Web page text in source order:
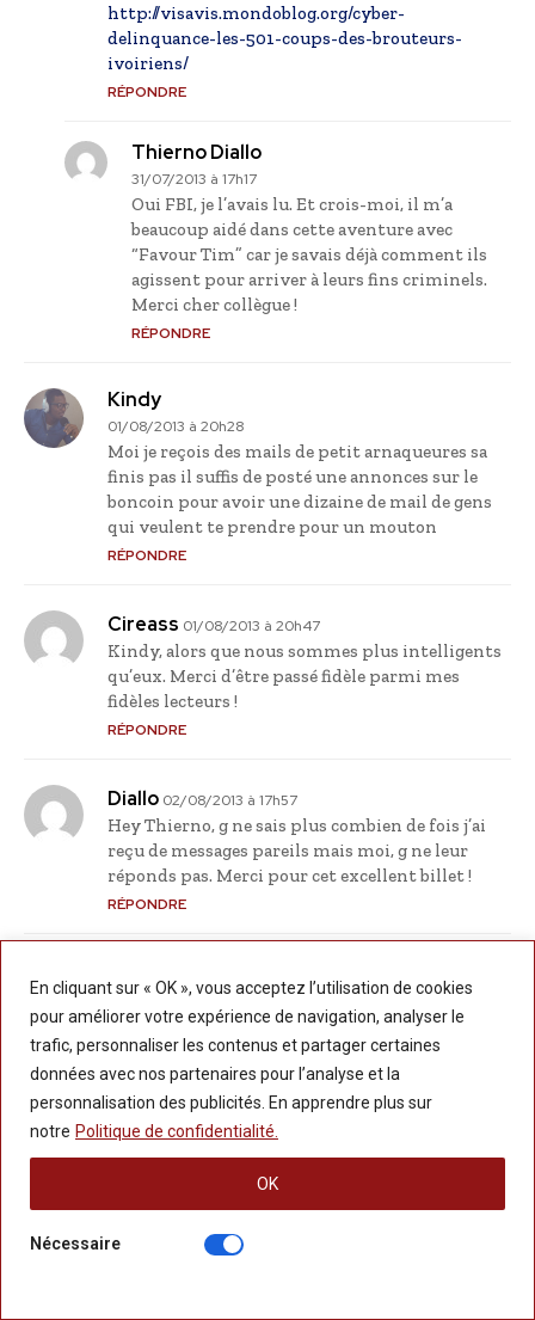
En cliquant sur « OK », vous acceptez l’utilisation de cookies
pour améliorer votre expérience de navigation, analyser le
trafic, personnaliser les contenus et partager certaines
données avec nos partenaires pour l’analyse et la
personnalisation des publicités. En apprendre plus sur
notre Politique de confidentialité.
OK
Nécessaire
http://visavis.mondoblog.org/cyber-
delinquance-les-501-coups-des-brouteurs-
ivoiriens/
RÉPONDRE
Thierno Diallo
31/07/2013 à 17h17
Oui FBI, je l’avais lu. Et crois-moi, il m’a
beaucoup aidé dans cette aventure avec
“Favour Tim” car je savais déjà comment ils
agissent pour arriver à leurs fins criminels.
Merci cher collègue !
RÉPONDRE
Kindy
01/08/2013 à 20h28
Moi je reçois des mails de petit arnaqueures sa
finis pas il suffis de posté une annonces sur le
boncoin pour avoir une dizaine de mail de gens
qui veulent te prendre pour un mouton
RÉPONDRE
Cireass 01/08/2013 à 20h47
Kindy, alors que nous sommes plus intelligents
qu’eux. Merci d’être passé fidèle parmi mes
fidèles lecteurs !
RÉPONDRE
Diallo 02/08/2013 à 17h57
Hey Thierno, g ne sais plus combien de fois j’ai
reçu de messages pareils mais moi, g ne leur
réponds pas. Merci pour cet excellent billet !
RÉPONDRE
Oooh que c’est bon d’entendre ton récit. Très
bonnes réponses à cette voleuse. J’en donne
souvent à ces voleurs et voleuses d’une manière
ou d’une autre; l’essentiel est que, j’en échappe
toujours comme toi. Soyons tous vigilants.
Merci Thierno.
RÉPONDRE
J’ai oublié de te dire quelque chose!!!, depuis un